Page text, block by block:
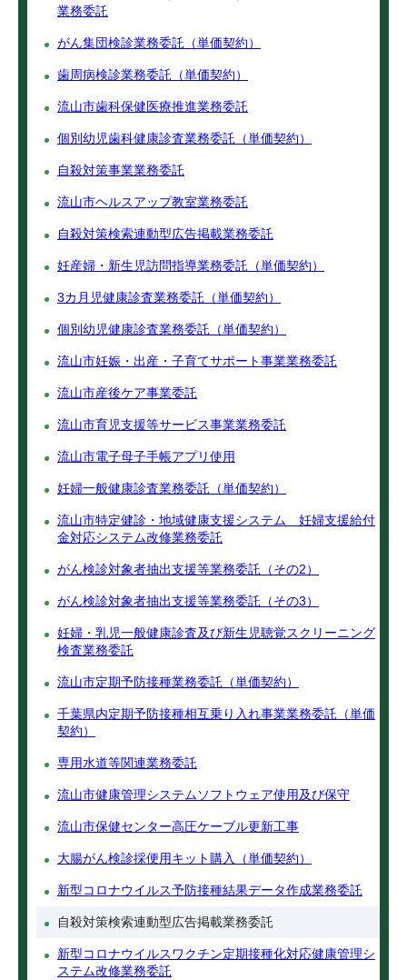
業務委託
がん集団検診業務委託（単価契約）
歯周病検診業務委託（単価契約）
流山市歯科保健医療推進業務委託
個別幼児歯科健康診査業務委託（単価契約）
自殺対策事業業務委託
流山市ヘルスアップ教室業務委託
自殺対策検索連動型広告掲載業務委託
妊産婦・新生児訪問指導業務委託（単価契約）
3カ月児健康診査業務委託（単価契約）
個別幼児健康診査業務委託（単価契約）
流山市妊娠・出産・子育てサポート事業業務委託
流山市産後ケア事業委託
流山市育児支援等サービス事業業務委託
流山市電子母子手帳アプリ使用
妊婦一般健康診査業務委託（単価契約）
流山市特定健診・地域健康支援システム 妊婦支援給付
金対応システム改修業務委託
がん検診対象者抽出支援等業務委託（その2）
がん検診対象者抽出支援等業務委託（その3）
妊婦・乳児一般健康診査及び新生児聴覚スクリーニング
検査業務委託
流山市定期予防接種業務委託（単価契約）
千葉県内定期予防接種相互乗り入れ事業業務委託（単価
契約）
専用水道等関連業務委託
流山市健康管理システムソフトウェア使用及び保守
流山市保健センター高圧ケーブル更新工事
大腸がん検診採便用キット購入（単価契約）
新型コロナウイルス予防接種結果データ作成業務委託
自殺対策検索連動型広告掲載業務委託
新型コロナウイルスワクチン定期接種化対応健康管理シ
ステム改修業務委託